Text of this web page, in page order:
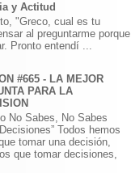
y Actitud
"Greco, cual es tu
al preguntarme porque
Pronto entendí ...
#665 - LA MEJOR
PARA LA
No Sabes, No Sabes
Todos hemos
tomar una decisión,
que tomar decisiones,